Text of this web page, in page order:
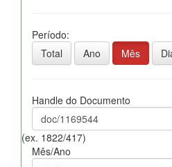
Período:
Total
Ano Mês
Handle do Documento
(ex. 1822/417)
Mês/Ano